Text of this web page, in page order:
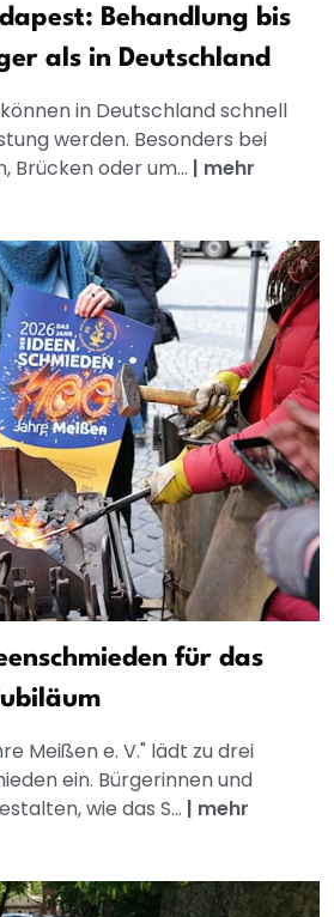
Behandlung bis
als in Deutschland
in Deutschland schnell
werden. Besonders bei
Brücken oder um... | mehr
für das
Meißen e. V." lädt zu drei
ein. Bürgerinnen und
wie das S... | mehr